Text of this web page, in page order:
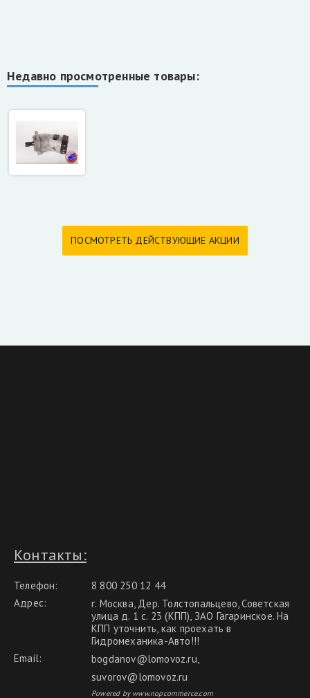
Недавно просмотренные товары:
ПОСМОТРЕТЬ ДЕЙСТВУЮЩИЕ АКЦИИ
Контакты:
Телефон:
8 800 250 12 44
Адрес:
г. Москва, Дер. Толстопальцево, Советская
улица д. 1 с. 23 (КПП), ЗАО Гагаринское. На
КПП уточнить, как проехать в
Гидромеханика-Авто!!!
Email:
bogdanov@lomovoz.ru,
suvorov@lomovoz.ru
Powered by www.nopcommerce.com